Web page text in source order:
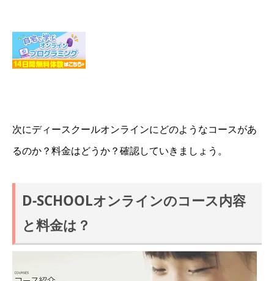
次にディースクールオンラインにどのようなコースがあ
るのか？料金はどうか？確認していきましょう。
D-SCHOOLオンラインのコース内容
と料金は？